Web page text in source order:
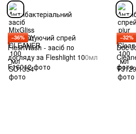
−36% −32%